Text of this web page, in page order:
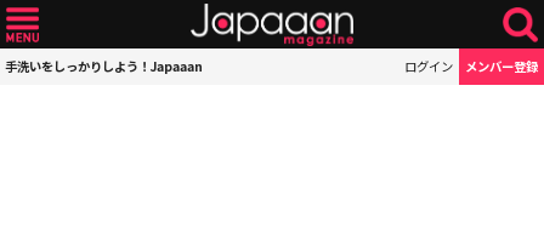
手洗いをしっかりしよう！Japaaan ログイン メンバー登録